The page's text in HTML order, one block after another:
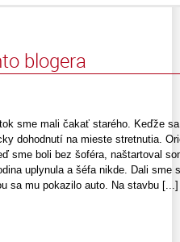
blogera
sme mali čakať starého. Keďže
dohodnutí na mieste stretnutia.
sme boli bez šoféra, naštartoval
uplynula a šéfa nikde. Dali sme
sa mu pokazilo auto. Na stavbu [...]